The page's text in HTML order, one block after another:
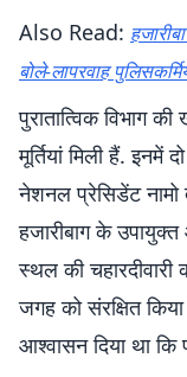
Also Read:
बोले-लापरवाह
पुरातात्विक विभाग
मूर्तियां मिली हैं. इनमें
नेशनल प्रेसिडेंट नामो
हजारीबाग के
स्थल की
जगह को संरक्षित
आश्वासन दिया था